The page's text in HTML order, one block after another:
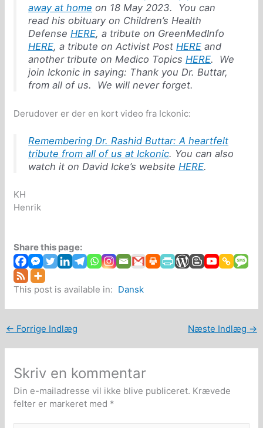
away at home on 18 May 2023. You can
read his obituary on Children’s Health
DefenseHERE, a tribute on GreenMedInfo
HERE, a tribute on Activist PostHERE and
another tribute on Medico TopicsHERE. We
join Ickonic in saying: Thank you Dr. Buttar,
from all of us. We will never forget.
Derudover er der en kort video fra Ickonic:
Remembering Dr. Rashid Buttar: A heartfelt
tribute from all of us at Ickonic. You can also
watch it on David Icke’s website HERE.
KH
Henrik
Share this page:
This post is available in: Dansk
← Forrige Indlæg Næste Indlæg →
Skriv en kommentar
Din e-mailadresse vil ikke blive publiceret. Krævede
felter er markeret med *